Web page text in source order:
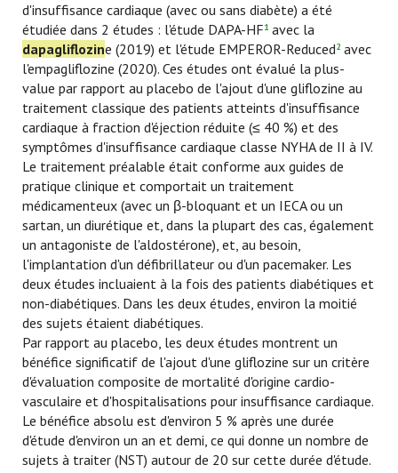
d'insuffisance cardiaque (avec ou sans diabète) a été
étudiée dans 2 études : l'étude DAPA-HF1 avec la
dapagliflozine (2019) et l'étude EMPEROR-Reduced2 avec
l'empagliflozine (2020). Ces études ont évalué la plus-
value par rapport au placebo de l'ajout d'une gliflozine au
traitement classique des patients atteints d'insuffisance
cardiaque à fraction d'éjection réduite (≤ 40 %) et des
symptômes d'insuffisance cardiaque classe NYHA de II à IV.
Le traitement préalable était conforme aux guides de
pratique clinique et comportait un traitement
médicamenteux (avec un β-bloquant et un IECA ou un
sartan, un diurétique et, dans la plupart des cas, également
un antagoniste de l'aldostérone), et, au besoin,
l'implantation d'un défibrillateur ou d'un pacemaker. Les
deux études incluaient à la fois des patients diabétiques et
non-diabétiques. Dans les deux études, environ la moitié
des sujets étaient diabétiques.
Par rapport au placebo, les deux études montrent un
bénéfice significatif de l'ajout d'une gliflozine sur un critère
d'évaluation composite de mortalité d'origine cardio-
vasculaire et d'hospitalisations pour insuffisance cardiaque.
Le bénéfice absolu est d'environ 5 % après une durée
d'étude d'environ un an et demi, ce qui donne un nombre de
sujets à traiter (NST) autour de 20 sur cette durée d'étude.